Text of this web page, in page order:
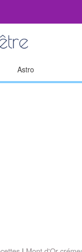
Astro